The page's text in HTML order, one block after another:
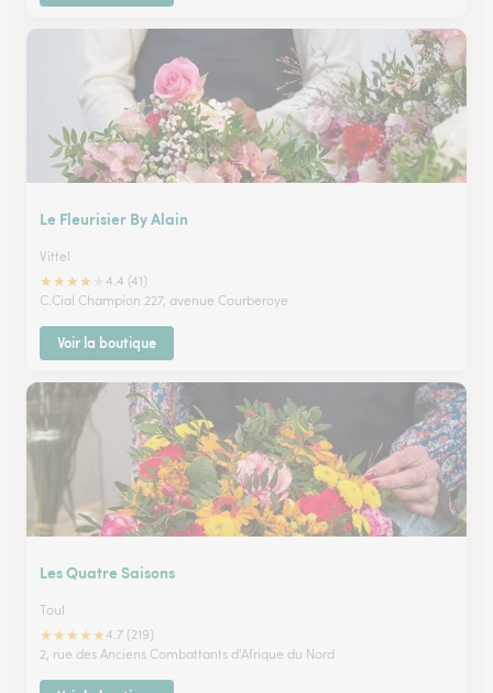
Le Fleurisier By Alain
Vittel
★★★★
4.4 (41)
C.Cial Champion 227, avenue Courberoye
Voir la boutique
Les Quatre Saisons
Toul
★★★★★4.7 (219)
2, rue des Anciens Combattants d'Afrique du Nord